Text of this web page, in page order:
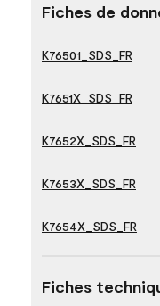
Fiches de
K76501_SDS_FR
K7651X_SDS_FR
K7652X_SDS_FR
K7653X_SDS_FR
K7654X_SDS_FR
Fiches